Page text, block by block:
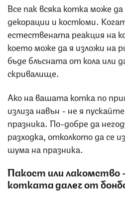
Все пак всяка котка може
декорации и костюми.
естествената реакция на
което може да я изложи на
бъде блъсната от кола или
скривалище.
Ако на вашата котка по
излиза навън - не я
празника. По-добре да
разходка, отколкото да се
шума на празника.
Пакост или лакомство-
котката далеч от